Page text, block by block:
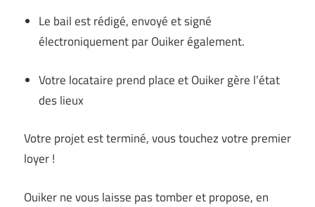
Le bail est rédigé, envoyé et signé
électroniquement par Ouiker également.
Votre locataire prend place et Ouiker gère l’état
des lieux
Votre projet est terminé, vous touchez votre premier
loyer !
Ouiker ne vous laisse pas tomber et propose, en